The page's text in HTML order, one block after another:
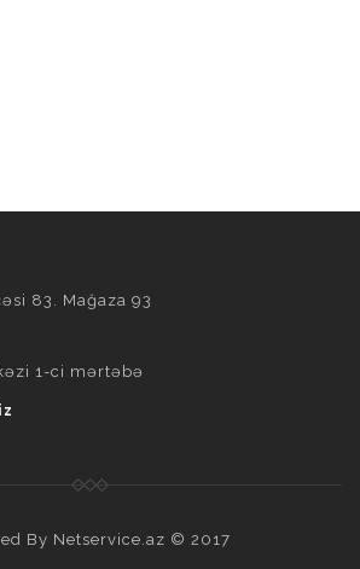
83. Mağaza 93
1-ci mərtəbə
By Netservice.az © 2017